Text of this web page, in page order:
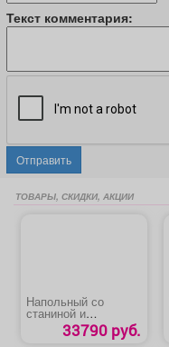
Текст комментария:
Отправить
ТОВАРЫ, СКИДКИ, АКЦИИ
Напольный со
станиной и
удлинением
распиловочный
33790 руб.